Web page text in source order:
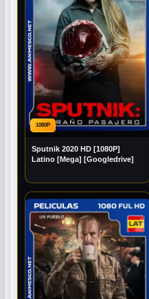
1080P
Sputnik 2020 HD [1080P]
Latino [Mega] [Googledrive]